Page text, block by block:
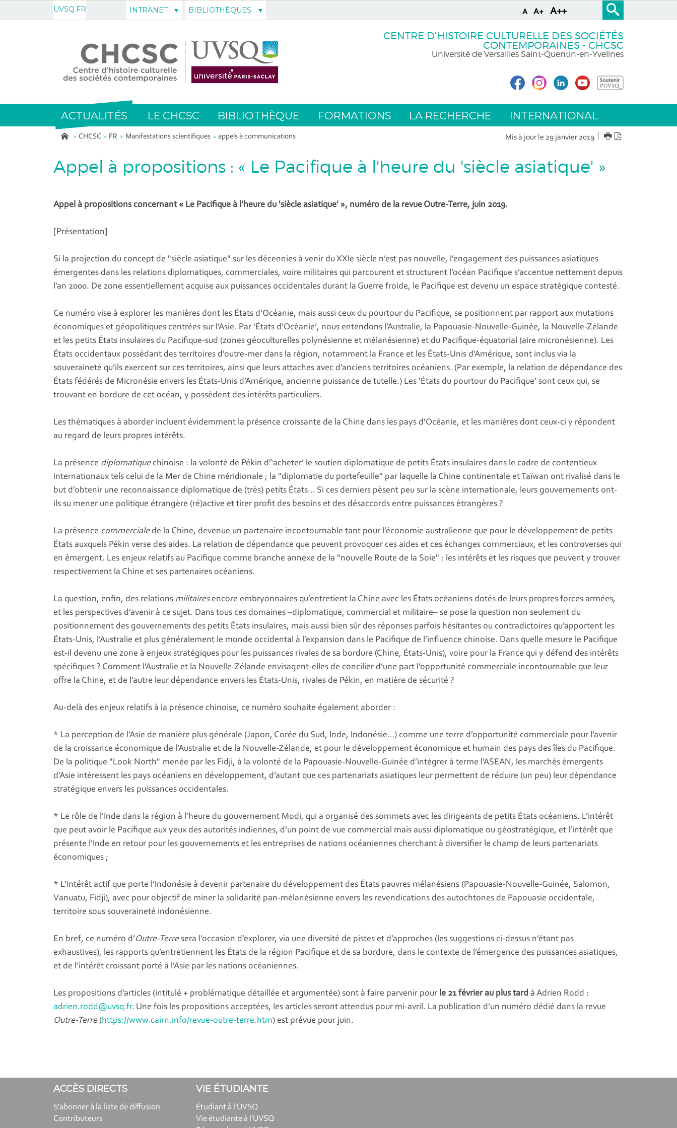
A A+ A++
UVSQ.FR
CENTRE D’HISTOIRE CULTURELLE DES SOCIÉTÉS
CONTEMPORAINES - CHCSC
Université de Versailles Saint-Quentin-en-Yvelines
ACTUALITÉS LE CHCSC BIBLIOTHÈQUE FORMATIONS LA RECHERCHE INTERNATIONAL
CHCSC FR Manifestations scientifiques appels à communications Mis à jour le 29 janvier 2019 IMPRIMER
Appel à propositions : « Le Pacifique à l'heure du 'siècle asiatique' »
Appel à propositions concernant « Le Pacifique à l'heure du 'siècle asiatique' », numéro de la revue Outre-Terre, juin 2019.
[Présentation]
Si la projection du concept de "siècle asiatique" sur les décennies à venir du XXIe siècle n’est pas nouvelle, l’engagement des puissances asiatiques
émergentes dans les relations diplomatiques, commerciales, voire militaires qui parcourent et structurent l’océan Pacifique s’accentue nettement depuis
l’an 2000. De zone essentiellement acquise aux puissances occidentales durant la Guerre froide, le Pacifique est devenu un espace stratégique contesté.
Ce numéro vise à explorer les manières dont les États d’Océanie, mais aussi ceux du pourtour du Pacifique, se positionnent par rapport aux mutations
économiques et géopolitiques centrées sur l’Asie. Par ‘États d’Océanie’, nous entendons l’Australie, la Papouasie-Nouvelle-Guinée, la Nouvelle-Zélande
et les petits États insulaires du Pacifique-sud (zones géoculturelles polynésienne et mélanésienne) et du Pacifique-équatorial (aire micronésienne). Les
États occidentaux possédant des territoires d’outre-mer dans la région, notamment la France et les États-Unis d’Amérique, sont inclus via la
souveraineté qu’ils exercent sur ces territoires, ainsi que leurs attaches avec d’anciens territoires océaniens. (Par exemple, la relation de dépendance des
États fédérés de Micronésie envers les États-Unis d’Amérique, ancienne puissance de tutelle.) Les ‘États du pourtour du Pacifique’ sont ceux qui, se
trouvant en bordure de cet océan, y possèdent des intérêts particuliers.
Les thématiques à aborder incluent évidemment la présence croissante de la Chine dans les pays d’Océanie, et les manières dont ceux-ci y répondent
au regard de leurs propres intérêts.
La présence diplomatiquechinoise : la volonté de Pékin d’‘acheter’ le soutien diplomatique de petits États insulaires dans le cadre de contentieux
internationaux tels celui de la Mer de Chine méridionale ; la "diplomatie du portefeuille" par laquelle la Chine continentale et Taïwan ont rivalisé dans le
but d’obtenir une reconnaissance diplomatique de (très) petits États… Si ces derniers pèsent peu sur la scène internationale, leurs gouvernements ont-
ils su mener une politique étrangère (ré)active et tirer profit des besoins et des désaccords entre puissances étrangères ?
La présence commercialede la Chine, devenue un partenaire incontournable tant pour l’économie australienne que pour le développement de petits
États auxquels Pékin verse des aides. La relation de dépendance que peuvent provoquer ces aides et ces échanges commerciaux, et les controverses qui
en émergent. Les enjeux relatifs au Pacifique comme branche annexe de la "nouvelle Route de la Soie" : les intérêts et les risques que peuvent y trouver
respectivement la Chine et ses partenaires océaniens.
La question, enfin, des relations militairesencore embryonnaires qu’entretient la Chine avec les États océaniens dotés de leurs propres forces armées,
et les perspectives d’avenir à ce sujet. Dans tous ces domaines –diplomatique, commercial et militaire– se pose la question non seulement du
positionnement des gouvernements des petits États insulaires, mais aussi bien sûr des réponses parfois hésitantes ou contradictoires qu’apportent les
États-Unis, l’Australie et plus généralement le monde occidental à l’expansion dans le Pacifique de l’influence chinoise. Dans quelle mesure le Pacifique
est-il devenu une zone à enjeux stratégiques pour les puissances rivales de sa bordure (Chine, États-Unis), voire pour la France qui y défend des intérêts
spécifiques ? Comment l’Australie et la Nouvelle-Zélande envisagent-elles de concilier d’une part l’opportunité commerciale incontournable que leur
offre la Chine, et de l’autre leur dépendance envers les États-Unis, rivales de Pékin, en matière de sécurité ?
Au-delà des enjeux relatifs à la présence chinoise, ce numéro souhaite également aborder :
* La perception de l’Asie de manière plus générale (Japon, Corée du Sud, Inde, Indonésie…) comme une terre d’opportunité commerciale pour l’avenir
de la croissance économique de l’Australie et de la Nouvelle-Zélande, et pour le développement économique et humain des pays des îles du Pacifique.
De la politique "Look North" menée par les Fidji, à la volonté de la Papouasie-Nouvelle-Guinée d’intégrer à terme l’ASEAN, les marchés émergents
d’Asie intéressent les pays océaniens en développement, d’autant que ces partenariats asiatiques leur permettent de réduire (un peu) leur dépendance
stratégique envers les puissances occidentales.
* Le rôle de l’Inde dans la région à l’heure du gouvernement Modi, qui a organisé des sommets avec les dirigeants de petits États océaniens. L’intérêt
que peut avoir le Pacifique aux yeux des autorités indiennes, d’un point de vue commercial mais aussi diplomatique ou géostratégique, et l’intérêt que
présente l’Inde en retour pour les gouvernements et les entreprises de nations océaniennes cherchant à diversifier le champ de leurs partenariats
économiques ;
* L’intérêt actif que porte l’Indonésie à devenir partenaire du développement des États pauvres mélanésiens (Papouasie-Nouvelle-Guinée, Salomon,
Vanuatu, Fidji), avec pour objectif de miner la solidarité pan-mélanésienne envers les revendications des autochtones de Papouasie occidentale,
territoire sous souveraineté indonésienne.
En bref, ce numéro d’Outre-Terresera l’occasion d’explorer, via une diversité de pistes et d’approches (les suggestions ci-dessus n’étant pas
exhaustives), les rapports qu’entretiennent les États de la région Pacifique et de sa bordure, dans le contexte de l’émergence des puissances asiatiques,
et de l’intérêt croissant porté à l’Asie par les nations océaniennes.
Les propositions d’articles (intitulé + problématique détaillée et argumentée) sont à faire parvenir pour le 21 février au plus tard à Adrien Rodd :
adrien.rodd@uvsq.fr. Une fois les propositions acceptées, les articles seront attendus pour mi-avril. La publication d’un numéro dédié dans la revue
Outre-Terre(https://www.cairn.info/revue-outre-terre.htm) est prévue pour juin.
INTRANET BIBLIOTHÈQUES
ACCÈS DIRECTS
S'abonner à la liste de diffusion
Contributeurs
VIE ÉTUDIANTE
Étudiant à l'UVSQ
Vie étudiante à l'UVSQ